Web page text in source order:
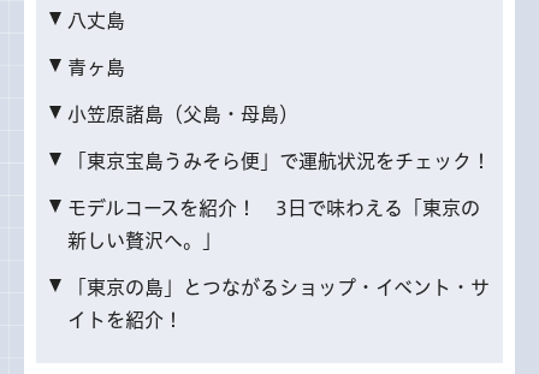
八丈島
青ヶ島
小笠原諸島（父島・母島）
「東京宝島うみそら便」で運航状況をチェック！
モデルコースを紹介！ 3日で味わえる「東京の
新しい贅沢へ。」
「東京の島」とつながるショップ・イベント・サ
イトを紹介！